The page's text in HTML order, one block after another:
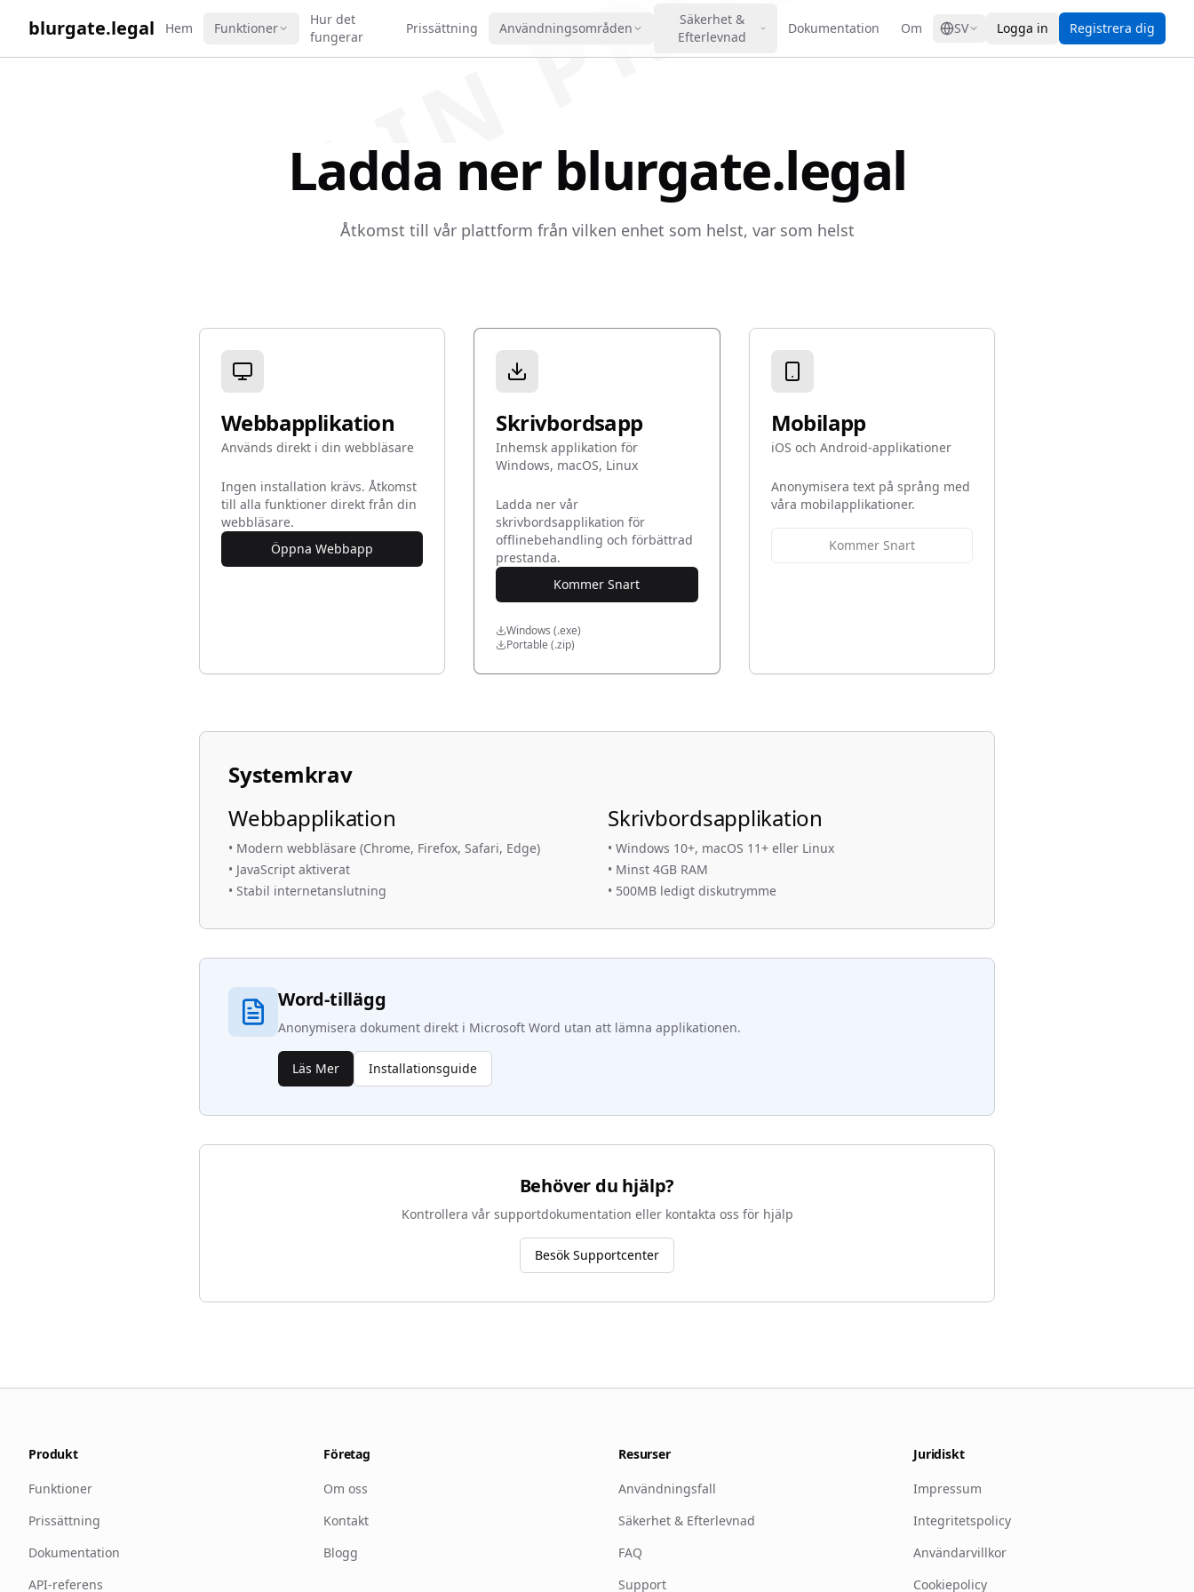
blurgate.legal Hem Funktioner
Hur det
fungerar
Prissättning Användningsområden
Säkerhet &
Efterlevnad
Dokumentation Om SV Logga in Registrera dig
Ladda ner blurgate.legal
Åtkomst till vår plattform från vilken enhet som helst, var som helst
Webbapplikation
Används direkt i din webbläsare
Ingen installation krävs. Åtkomst
till alla funktioner direkt från din
webbläsare.
Öppna Webbapp
Skrivbordsapp
Inhemsk applikation för
Windows, macOS, Linux
Ladda ner vår
skrivbordsapplikation för
offlinebehandling och förbättrad
prestanda.
Kommer Snart
Windows (.exe)
Portable (.zip)
Mobilapp
iOS och Android-applikationer
Anonymisera text på språng med
våra mobilapplikationer.
Kommer Snart
Systemkrav
Webbapplikation
• Modern webbläsare (Chrome, Firefox, Safari, Edge)
• JavaScript aktiverat
• Stabil internetanslutning
Skrivbordsapplikation
• Windows 10+, macOS 11+ eller Linux
• Minst 4GB RAM
• 500MB ledigt diskutrymme
Word-tillägg
Anonymisera dokument direkt i Microsoft Word utan att lämna applikationen.
Läs Mer Installationsguide
Behöver du hjälp?
Kontrollera vår supportdokumentation eller kontakta oss för hjälp
Besök Supportcenter
Produkt
Funktioner
Prissättning
Dokumentation
API-referens
Företag
Om oss
Kontakt
Blogg
Resurser
Användningsfall
Säkerhet & Efterlevnad
FAQ
Support
Juridiskt
Impressum
Integritetspolicy
Användarvillkor
Cookiepolicy